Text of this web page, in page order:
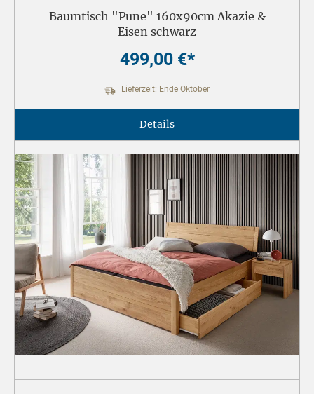
Baumtisch "Pune" 160x90cm Akazie &
Eisen schwarz
499,00 €*
Lieferzeit: Ende Oktober
Details